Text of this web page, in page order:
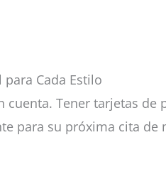
Cada Estilo
Tener tarjetas
para su próxima cita de